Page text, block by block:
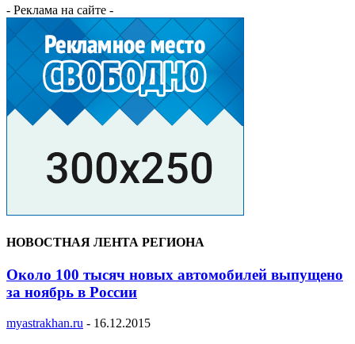
- Реклама на сайте -
НОВОСТНАЯ ЛЕНТА РЕГИОНА
Около 100 тысяч новых автомобилей выпущено
за ноябрь в России
myastrakhan.ru - 16.12.2015